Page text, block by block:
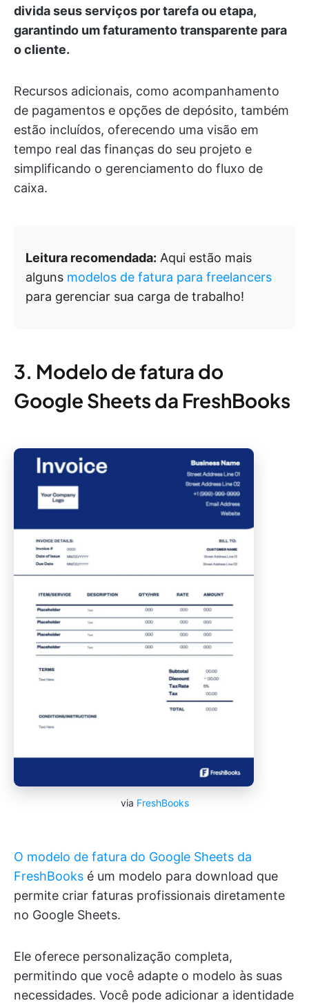
divida seus serviços por tarefa ou etapa,
garantindo um faturamento transparente para
o cliente.
Recursos adicionais, como acompanhamento
de pagamentos e opções de depósito, também
estão incluídos, oferecendo uma visão em
tempo real das finanças do seu projeto e
simplificando o gerenciamento do fluxo de
caixa.
Leitura recomendada: Aqui estão mais
alguns modelos de fatura para freelancers
para gerenciar sua carga de trabalho!
3. Modelo de fatura do
Google Sheets da FreshBooks
via FreshBooks
O modelo de fatura do Google Sheets da
FreshBooks é um modelo para download que
permite criar faturas profissionais diretamente
no Google Sheets.
Ele oferece personalização completa,
permitindo que você adapte o modelo às suas
necessidades. Você pode adicionar a identidade